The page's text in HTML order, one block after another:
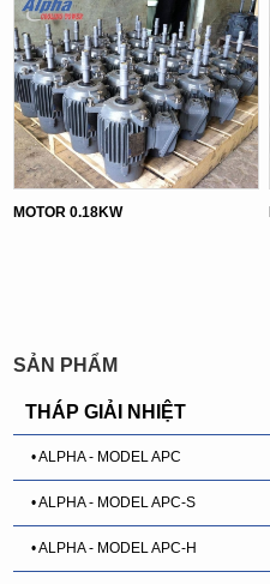
MOTOR 0.18KW
SẢN PHẨM
THÁP GIẢI NHIỆT
• ALPHA - MODEL APC
• ALPHA - MODEL APC-S
• ALPHA - MODEL APC-H